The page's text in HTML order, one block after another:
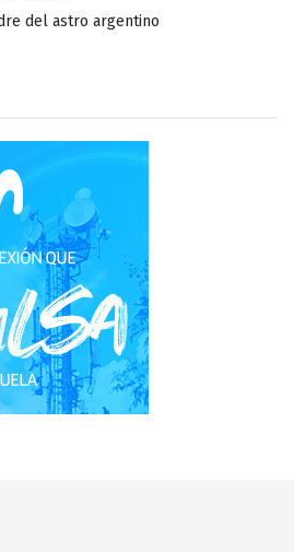
del astro argentino